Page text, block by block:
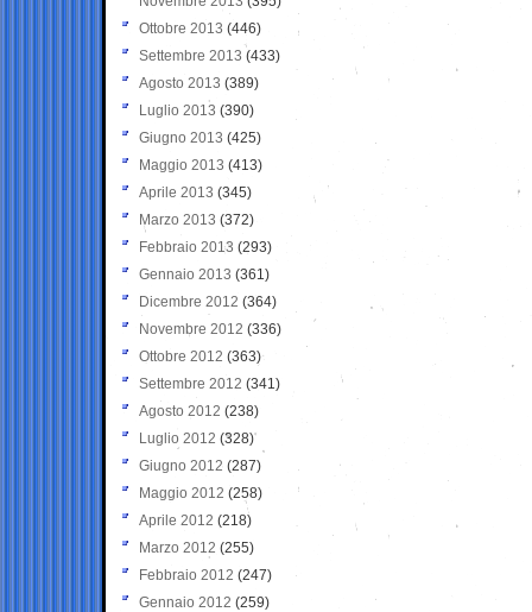
Ottobre 2013 (446)
Settembre 2013 (433)
Agosto 2013 (389)
Luglio 2013 (390)
Giugno 2013 (425)
Maggio 2013 (413)
Aprile 2013 (345)
Marzo 2013 (372)
Febbraio 2013 (293)
Gennaio 2013 (361)
Dicembre 2012 (364)
Novembre 2012 (336)
Ottobre 2012 (363)
Settembre 2012 (341)
Agosto 2012 (238)
Luglio 2012 (328)
Giugno 2012 (287)
Maggio 2012 (258)
Aprile 2012 (218)
Marzo 2012 (255)
Febbraio 2012 (247)
Gennaio 2012 (259)